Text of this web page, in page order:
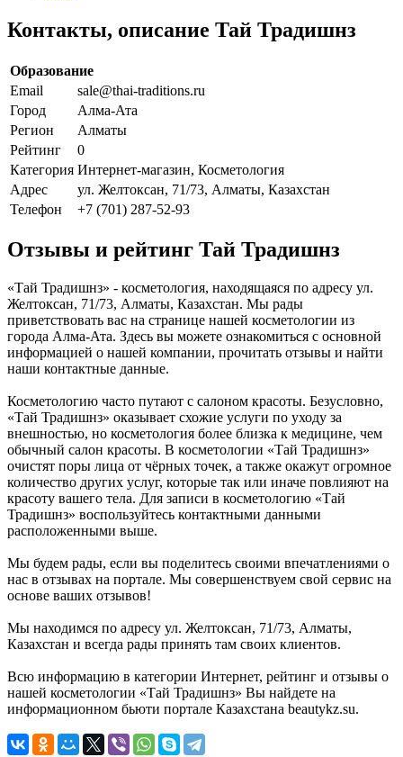
Контакты, описание Тай Традишнз
Образование
Email
sale@thai-traditions.ru
Город
Алма-Ата
Регион
Алматы
Рейтинг
0
Категория Интернет-магазин, Косметология
Адрес
ул. Желтоксан, 71/73, Алматы, Казахстан
Телефон
+7 (701) 287-52-93
Отзывы и рейтинг Тай Традишнз
«Тай Традишнз» - косметология, находящаяся по адресу ул.
Желтоксан, 71/73, Алматы, Казахстан. Мы рады
приветствовать вас на странице нашей косметологии из
города Алма-Ата. Здесь вы можете ознакомиться с основной
информацией о нашей компании, прочитать отзывы и найти
наши контактные данные.
Косметологию часто путают с салоном красоты. Безусловно,
«Тай Традишнз» оказывает схожие услуги по уходу за
внешностью, но косметология более близка к медицине, чем
обычный салон красоты. В косметологии «Тай Традишнз»
очистят поры лица от чёрных точек, а также окажут огромное
количество других услуг, которые так или иначе повлияют на
красоту вашего тела. Для записи в косметологию «Тай
Традишнз» воспользуйтесь контактными данными
расположенными выше.
Мы будем рады, если вы поделитесь своими впечатлениями о
нас в отзывах на портале. Мы совершенствуем свой сервис на
основе ваших отзывов!
Мы находимся по адресу ул. Желтоксан, 71/73, Алматы,
Казахстан и всегда рады принять там своих клиентов.
Всю информацию в категории Интернет, рейтинг и отзывы о
нашей косметологии «Тай Традишнз» Вы найдете на
информационном бьюти портале Казахстана beautykz.su.